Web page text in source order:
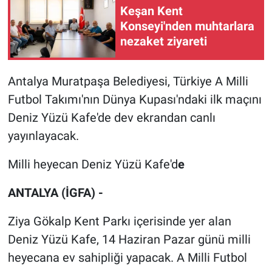
Keşan Kent
Konseyi'nden muhtarlara
nezaket ziyareti
Antalya Muratpaşa Belediyesi, Türkiye A Milli
Futbol Takımı'nın Dünya Kupası'ndaki ilk maçını
Deniz Yüzü Kafe'de dev ekrandan canlı
yayınlayacak.
Milli heyecan Deniz Yüzü Kafe'de
ANTALYA (İGFA) -
Ziya Gökalp Kent Parkı içerisinde yer alan
Deniz Yüzü Kafe, 14 Haziran Pazar günü milli
heyecana ev sahipliği yapacak. A Milli Futbol